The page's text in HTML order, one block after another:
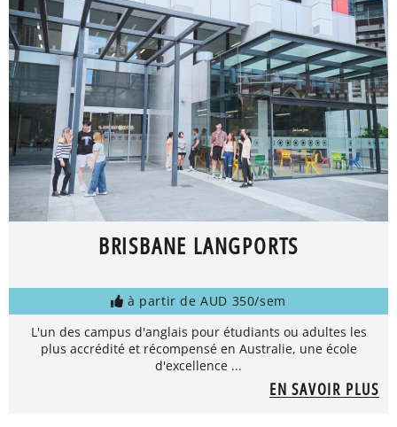
BRISBANE LANGPORTS
à partir de AUD 350/sem
L'un des campus d'anglais pour étudiants ou adultes les
plus accrédité et récompensé en Australie, une école
d'excellence ...
EN SAVOIR PLUS